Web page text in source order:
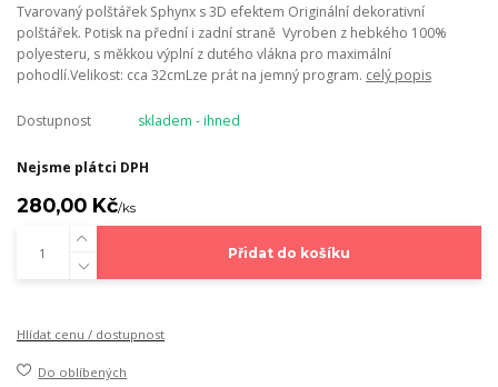
Tvarovaný polštářek Sphynx s 3D efektem Originální dekorativní
polštářek. Potisk na přední i zadní straně Vyroben z hebkého 100%
polyesteru, s měkkou výplní z dutého vlákna pro maximální
pohodlí.Velikost: cca 32cmLze prát na jemný program. celý popis
Dostupnost skladem - ihned
Nejsme plátci DPH
280,00 Kč/ks
Přidat do košíku
Hlídat cenu / dostupnost
Do oblíbených